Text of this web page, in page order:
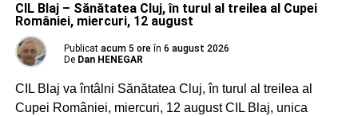
CIL Blaj – Sănătatea Cluj, în turul al treilea al Cupei
României, miercuri, 12 august
Publicat acum 5 ore în 6 august 2026
De Dan HENEGAR
CIL Blaj va întâlni Sănătatea Cluj, în turul al treilea al
Cupei României, miercuri, 12 august CIL Blaj, unica